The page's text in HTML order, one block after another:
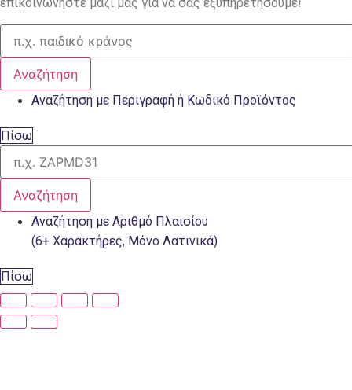
επικοινωνήστε μαζί μας για να σας εξυπηρετήσουμε!
Αναζήτηση
Αναζήτηση με Περιγραφή ή Κωδικό Προϊόντος
Πίσω
Αναζήτηση
Αναζήτηση με Αριθμό Πλαισίου
(6+ Χαρακτήρες, Μόνο Λατινικά)
Πίσω